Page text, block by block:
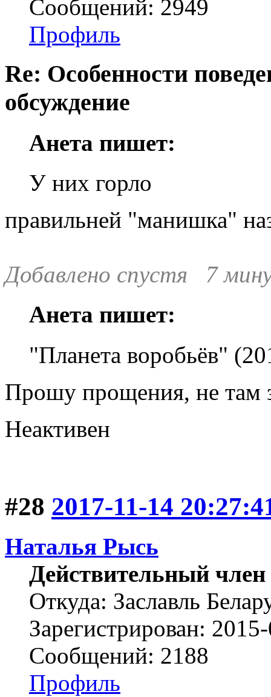
Сообщений: 2949
Профиль
Re: Особенности
обсуждение
Анета пишет:
У них горло
правильней "манишка"
Добавлено спустя 7
Анета пишет:
"Планета воробьёв"
Прошу прощения, не там
Неактивен
#28 2017-11-14
Наталья Рысь
Действительный член
Откуда: Заславль
Зарегистрирован:
Сообщений: 2188
Профиль